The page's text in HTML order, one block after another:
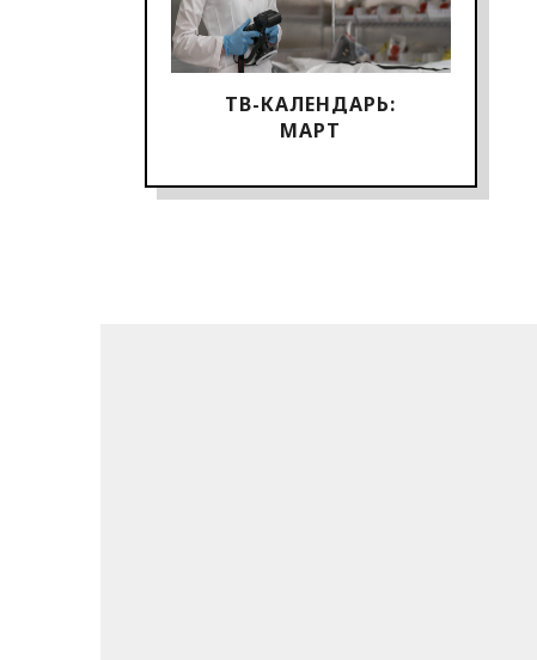
ТВ-КАЛЕНДАРЬ:
МАРТ